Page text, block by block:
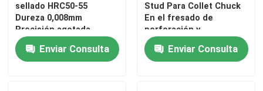
Hogar
sellado HRC50-55
Dureza 0,008mm
Precisión agotada
Enviar Consulta
Stud Para Collet Chuck
En el fresado de
perforación y
aburrimiento
Enviar Consulta